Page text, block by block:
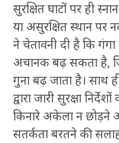
सुरक्षित घाटों पर ही
या असुरक्षित स्थान पर
ने चेतावनी दी है कि
अचानक बढ़ सकता है,
गुना बढ़ जाता है। साथ
द्वारा जारी सुरक्षा
किनारे अकेला न छोड़ने
सतर्कता बरतने की